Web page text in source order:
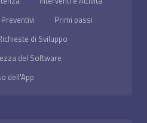
Preventivi
Primi passi
di Sviluppo
del Software
dell'App